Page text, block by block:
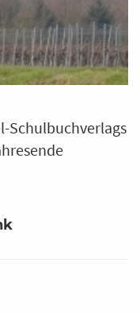
Schulbuchverlags